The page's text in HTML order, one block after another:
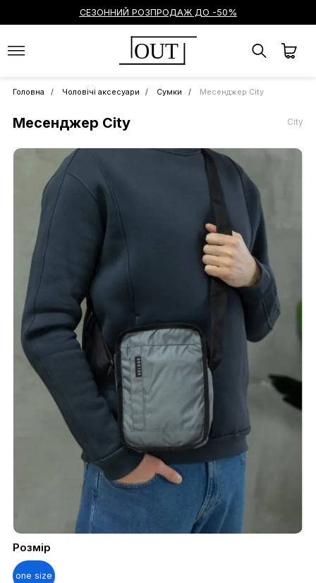
СЕЗОННИЙ РОЗПРОДАЖ ДО -50%
OUT
Головна Чоловічі аксесуари Сумки Месенджер City
Месенджер City City
Розмір
one size